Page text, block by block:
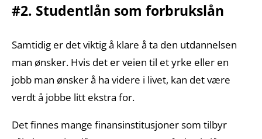
#2. Studentlån som forbrukslån
Samtidig er det viktig å klare å ta den utdannelsen
man ønsker. Hvis det er veien til et yrke eller en
jobb man ønsker å ha videre i livet, kan det være
verdt å jobbe litt ekstra for.
Det finnes mange finansinstitusjoner som tilbyr